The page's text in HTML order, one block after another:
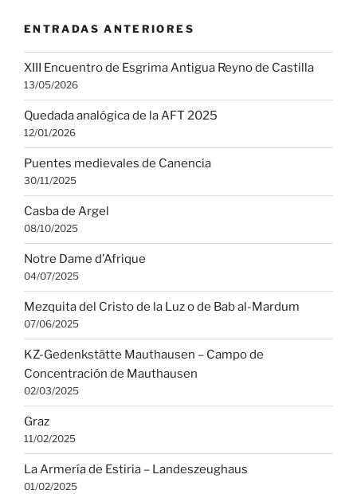
ENTRADAS ANTERIORES
XIII Encuentro de Esgrima Antigua Reyno de Castilla
13/05/2026
Quedada analógica de la AFT 2025
12/01/2026
Puentes medievales de Canencia
30/11/2025
Casba de Argel
08/10/2025
Notre Dame d’Afrique
04/07/2025
Mezquita del Cristo de la Luz o de Bab al-Mardum
07/06/2025
KZ-Gedenkstätte Mauthausen – Campo de
Concentración de Mauthausen
02/03/2025
Graz
11/02/2025
La Armería de Estiria – Landeszeughaus
01/02/2025